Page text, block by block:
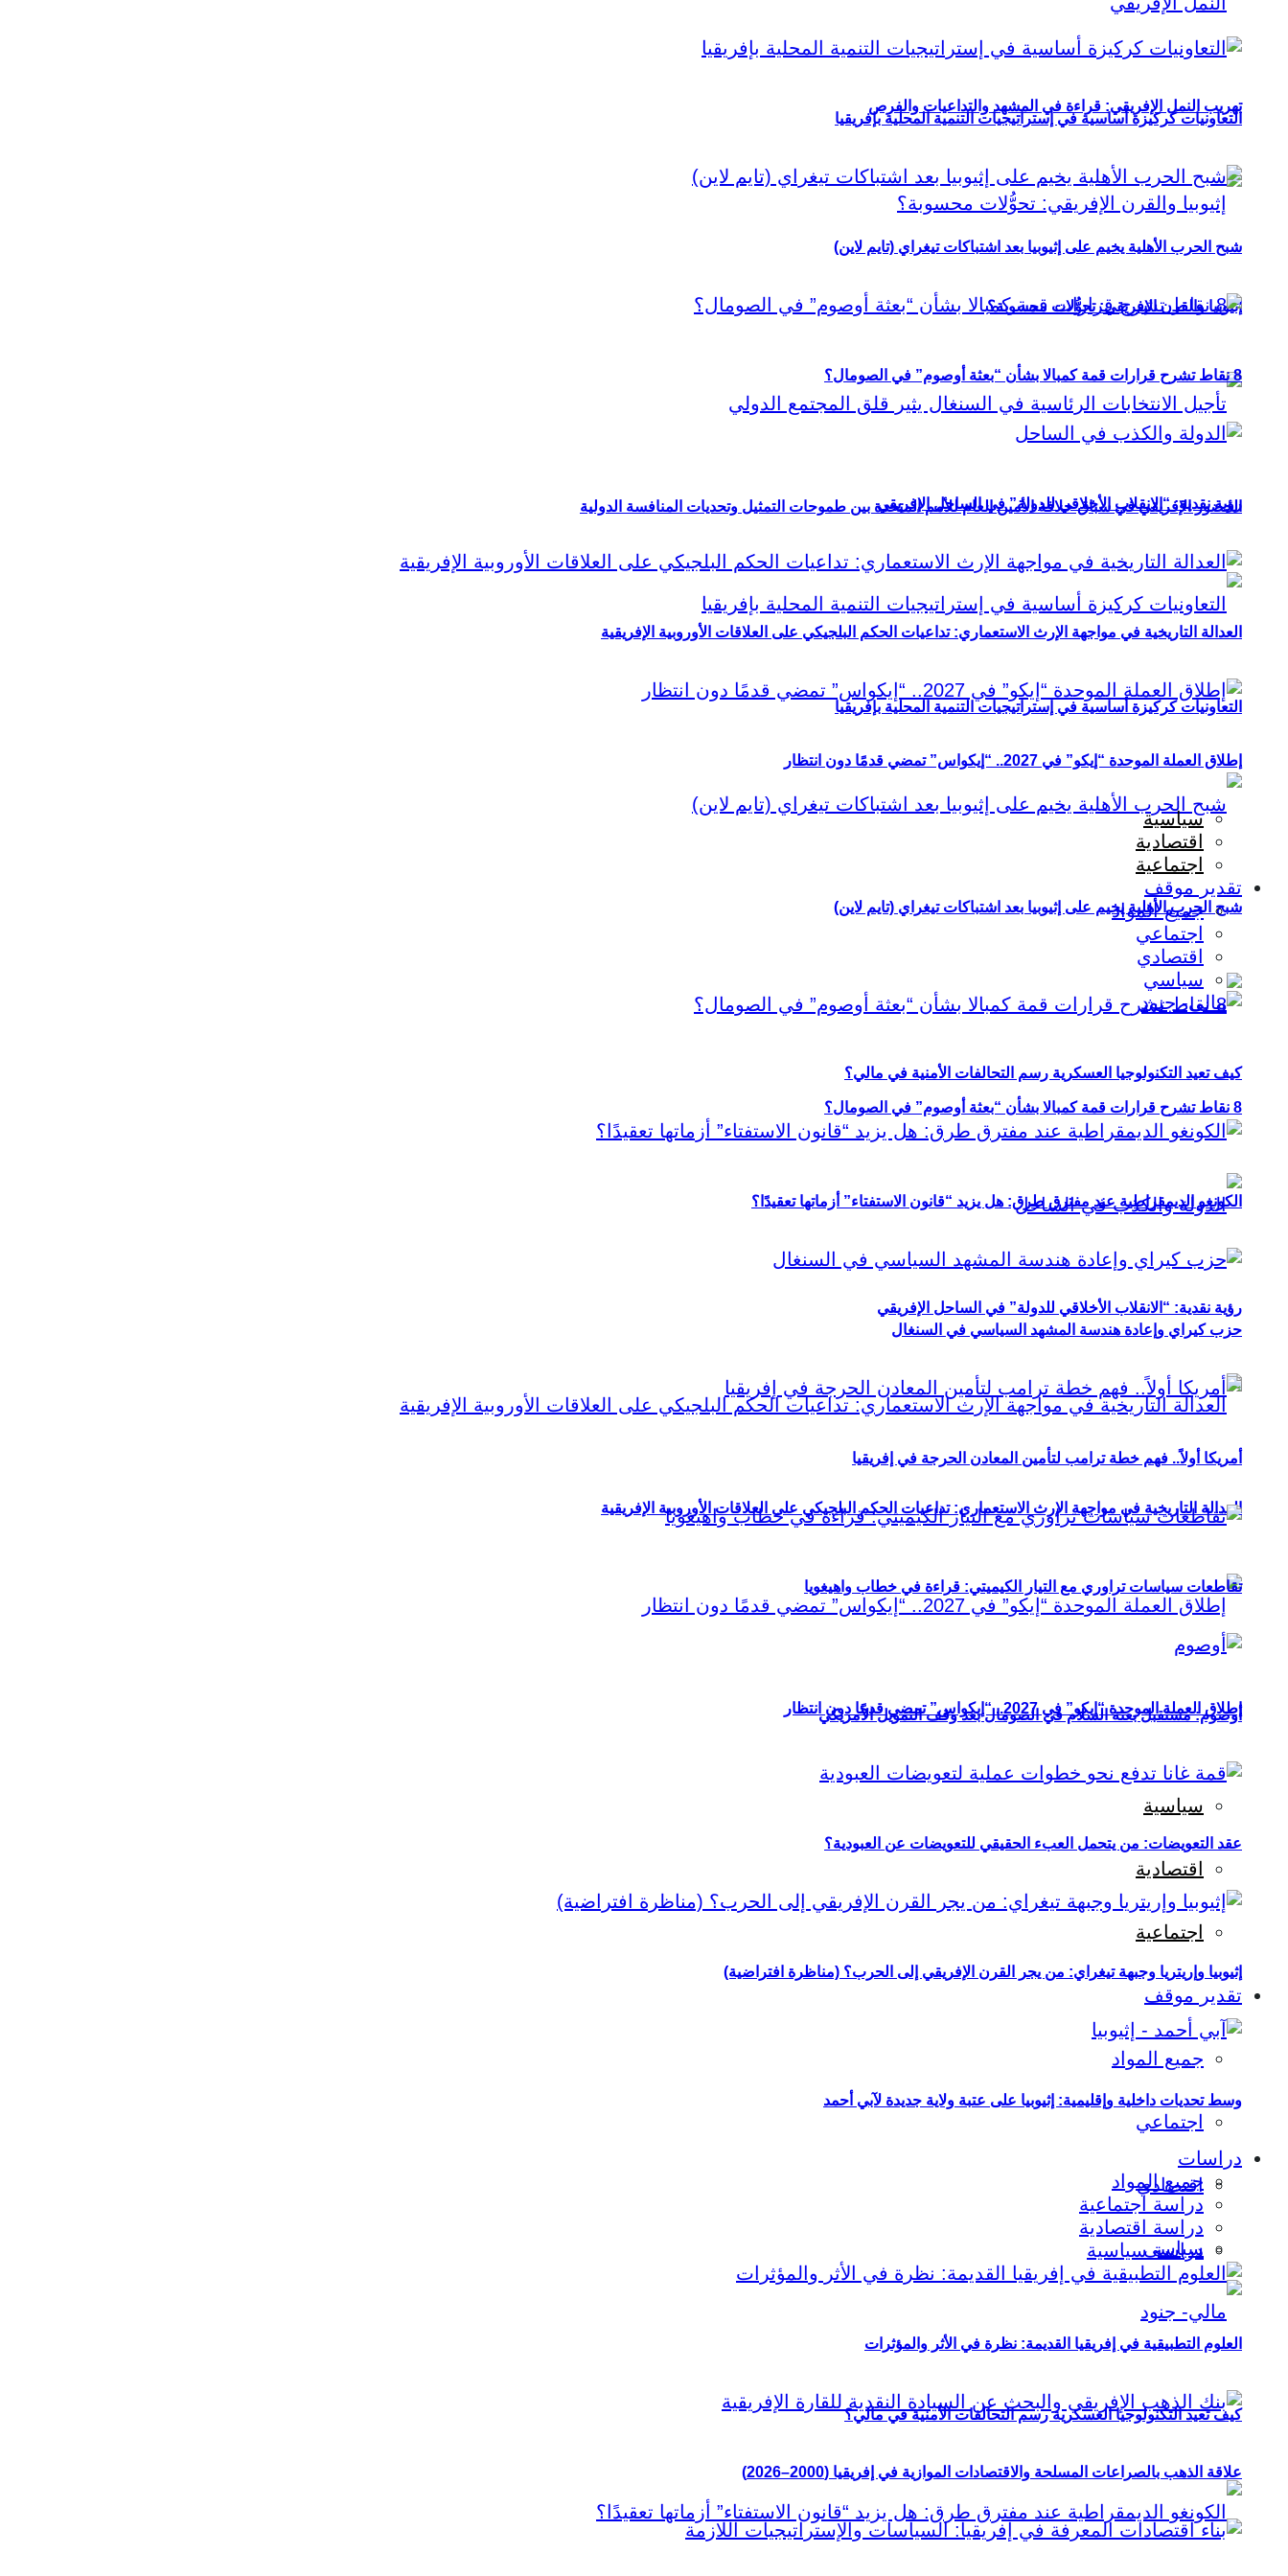
تهريب النمل الإفريقي: قراءة في المشهد والتداعيات والفرص
إثيوبيا والقرن الإفريقي: تحوُّلات محسوبة؟
الحضور الإفريقي في سباق خلافة الأمين العام للأمم المتحدة بين طموحات التمثيل وتحديات المنافسة الدولية
التعاونيات كركيزة أساسية في إستراتيجيات التنمية المحلية بإفريقيا
شبح الحرب الأهلية يخيم على إثيوبيا بعد اشتباكات تيغراي (تايم لاين)
8 نقاط تشرح قرارات قمة كمبالا بشأن “بعثة أوصوم” في الصومال؟
رؤية نقدية: “الانقلاب الأخلاقي للدولة” في الساحل الإفريقي
العدالة التاريخية في مواجهة الإرث الاستعماري: تداعيات الحكم البلجيكي على العلاقات الأوروبية الإفريقية
إطلاق العملة الموحدة “إيكو” في 2027.. “إيكواس” تمضي قدمًا دون انتظار
سياسية
اقتصادية
اجتماعية
تقدير موقف
جميع المواد
اجتماعي
اقتصادي
سياسي
كيف تعيد التكنولوجيا العسكرية رسم التحالفات الأمنية في مالي؟
التعاونيات كركيزة أساسية في إستراتيجيات التنمية المحلية بإفريقيا
شبح الحرب الأهلية يخيم على إثيوبيا بعد اشتباكات تيغراي (تايم لاين)
8 نقاط تشرح قرارات قمة كمبالا بشأن “بعثة أوصوم” في الصومال؟
رؤية نقدية: “الانقلاب الأخلاقي للدولة” في الساحل الإفريقي
العدالة التاريخية في مواجهة الإرث الاستعماري: تداعيات الحكم البلجيكي على العلاقات الأوروبية الإفريقية
إطلاق العملة الموحدة “إيكو” في 2027.. “إيكواس” تمضي قدمًا دون انتظار
سياسية
اقتصادية
اجتماعية
تقدير موقف
جميع المواد
اجتماعي
اقتصادي
سياسي
كيف تعيد التكنولوجيا العسكرية رسم التحالفات الأمنية في مالي؟
الكونغو الديمقراطية عند مفترق طرق: هل يزيد “قانون الاستفتاء” أزماتها تعقيدًا؟
حزب كيراي وإعادة هندسة المشهد السياسي في السنغال
أمريكا أولاً.. فهم خطة ترامب لتأمين المعادن الحرجة في إفريقيا
تقاطعات سياسات تراوري مع التيار الكيميتي: قراءة في خطاب واهيغويا
أوصوم: مستقبل بعثة السلام في الصومال بعد وقف التمويل الأمريكي
عقد التعويضات: من يتحمل العبء الحقيقي للتعويضات عن العبودية؟
إثيوبيا وإريتريا وجبهة تيغراي: من يجر القرن الإفريقي إلى الحرب؟ (مناظرة افتراضية)
وسط تحديات داخلية وإقليمية: إثيوبيا على عتبة ولاية جديدة لآبي أحمد
دراسات
جميع المواد
دراسة اجتماعية
دراسة اقتصادية
دراسة سياسية
العلوم التطبيقية في إفريقيا القديمة: نظرة في الأثر والمؤثرات
علاقة الذهب بالصراعات المسلحة والاقتصادات الموازية في إفريقيا (2000–2026)